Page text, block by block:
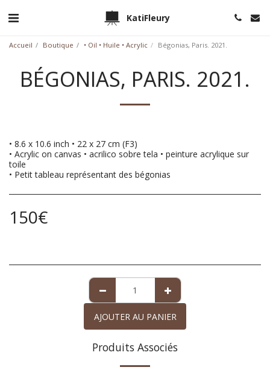
KatiFleury
Accueil Boutique • Oil • Huile • Acrylic Bégonias, Paris. 2021.
BÉGONIAS, PARIS. 2021.
• 8.6 x 10.6 inch • 22 x 27 cm (F3)
• Acrylic on canvas • acrilico sobre tela • peinture acrylique sur
toile
• Petit tableau représentant des bégonias
150€
AJOUTER AU PANIER
Produits Associés